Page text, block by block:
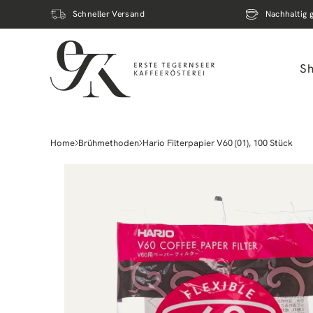
Inhalt
Schneller Versand Nachhaltig
Home Brühmethoden Hario Filterpapier V60 (01), 100 Stück